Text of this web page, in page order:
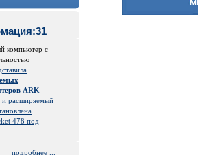
компьютер с
ARK –
и расширяемый
478 под
подробнее ...